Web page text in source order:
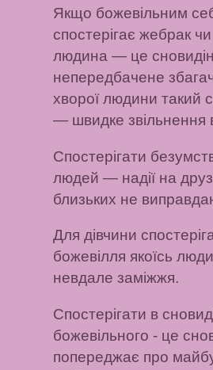
Якщо божевільним
спостерігає жебрак
людина — це
непередбачене
хворої людини такий
— швидке звільнення
Спостерігати
людей — надії на
близьких не
Для дівчини
божевілля якоїсь
невдале заміжжя.
Спостерігати в
божевільного - це
попереджає про